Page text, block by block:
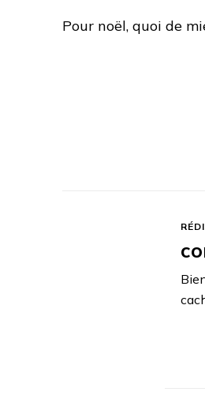
Pour noël, quoi de